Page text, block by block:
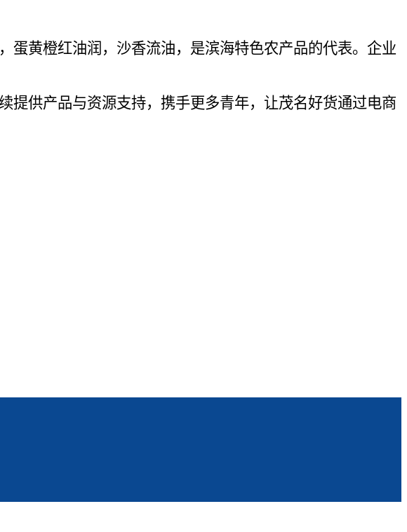
黄橙红油润，沙香流油，是滨海特色农产品的代表。企业
供产品与资源支持，携手更多青年，让茂名好货通过电商